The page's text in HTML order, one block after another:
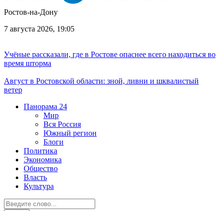
Ростов-на-Дону
7 августа 2026, 19:05
Учёные рассказали, где в Ростове опаснее всего находиться во
время шторма
Август в Ростовской области: зной, ливни и шквалистый
ветер
Панорама 24
Мир
Вся Россия
Южный регион
Блоги
Политика
Экономика
Общество
Власть
Культура